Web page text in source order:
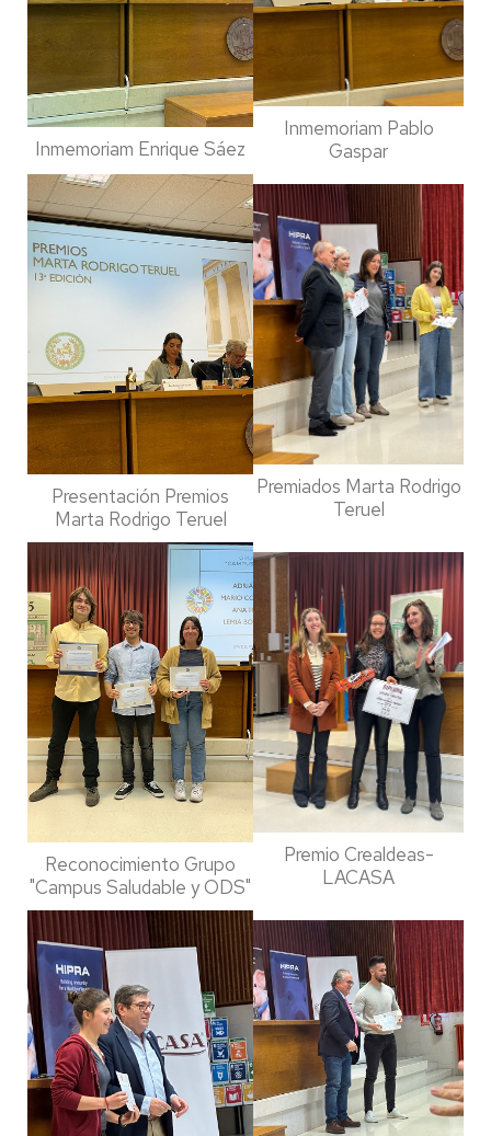
Inmemoriam Enrique Sáez
Inmemoriam Pablo
Gaspar
Presentación Premios
Marta Rodrigo Teruel
Premiados Marta Rodrigo
Teruel
Reconocimiento Grupo
"Campus Saludable y ODS"
Premio Crealdeas-
LACASA